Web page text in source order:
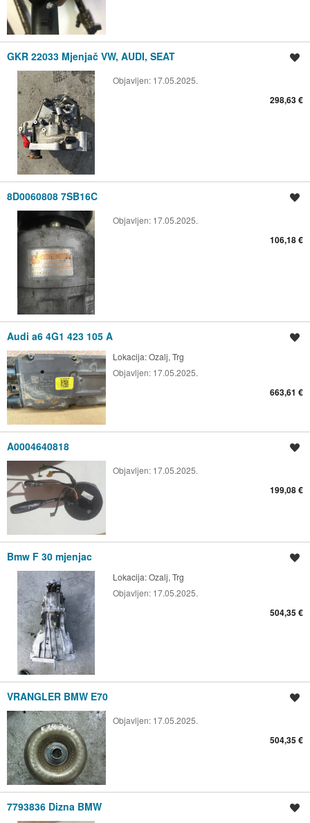
GKR 22033 Mjenjač VW, AUDI, SEAT
Objavljen: 17.05.2025.
298,63 €
8D0060808 7SB16C
Objavljen: 17.05.2025.
106,18 €
Audi a6 4G1 423 105 A
Lokacija:Ozalj, Trg
Objavljen: 17.05.2025.
663,61 €
A0004640818
Objavljen: 17.05.2025.
199,08 €
Bmw F 30 mjenjac
Lokacija:Ozalj, Trg
Objavljen: 17.05.2025.
504,35 €
VRANGLER BMW E70
Objavljen: 17.05.2025.
504,35 €
7793836 Dizna BMW